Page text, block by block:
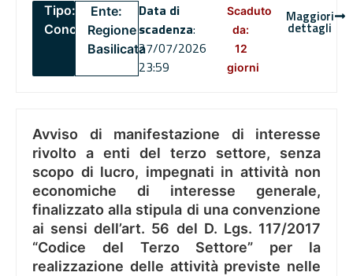
Tipo:
Concorsi
Ente:
Regione
Basilicata
Data di
scadenza:
27/07/2026
23:59
Scaduto
da:
12
giorni
Maggiori
dettagli
Avviso di manifestazione di interesse
rivolto a enti del terzo settore, senza
scopo di lucro, impegnati in attività non
economiche di interesse generale,
finalizzato alla stipula di una convenzione
ai sensi dell’art. 56 del D. Lgs. 117/2017
“Codice del Terzo Settore” per la
realizzazione delle attività previste nelle